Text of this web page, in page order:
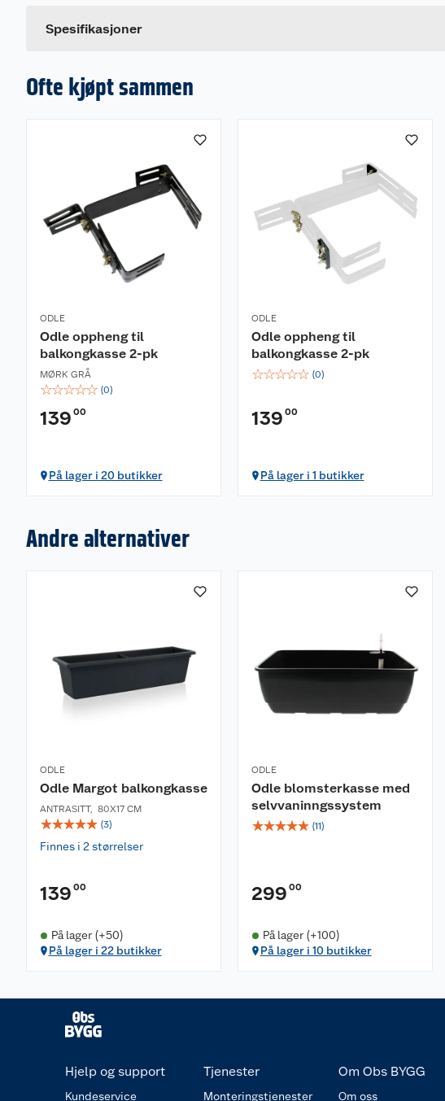
Spesifikasjoner
Ofte kjøpt sammen
ODLE
Odle oppheng til
balkongkasse 2-pk
MØRK GRÅ
☆☆☆☆☆ (0)
139 00
På lager i 20 butikker
ODLE
Odle oppheng til
balkongkasse 2-pk
☆☆☆☆☆ (0)
139 00
På lager i 1 butikker
Andre alternativer
ODLE
Odle Margot balkongkasse
ANTRASITT, 80X17 CM
☆☆☆☆☆ (3)
Finnes i 2 størrelser
139 00
På lager (+50)
På lager i 22 butikker
ODLE
Odle blomsterkasse med
selvvaninngssystem
☆☆☆☆☆ (11)
299 00
På lager (+100)
På lager i 10 butikker
Hjelp og support
Kundeservice
Tjenester
Monteringstjenester
Om Obs BYGG
Om oss